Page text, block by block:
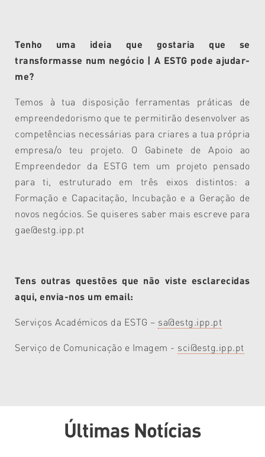
Tenho uma ideia que gostaria que se
transformasse num negócio | A ESTG pode ajudar-
me?
Temos à tua disposição ferramentas práticas de
empreendedorismo que te permitirão desenvolver as
competências necessárias para criares a tua própria
empresa/o teu projeto. O Gabinete de Apoio ao
Empreendedor da ESTG tem um projeto pensado
para ti, estruturado em três eixos distintos: a
Formação e Capacitação, Incubação e a Geração de
novos negócios. Se quiseres saber mais escreve para
gae@estg.ipp.pt
Tens outras questões que não viste esclarecidas
aqui, envia-nos um email:
Serviços Académicos da ESTG – sa@estg.ipp.pt
Serviço de Comunicação e Imagem - sci@estg.ipp.pt
Últimas Notícias